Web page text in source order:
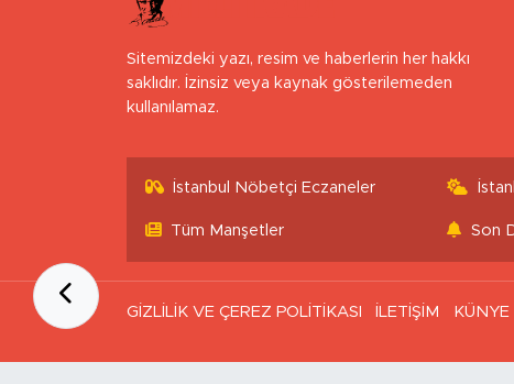
Sitemizdeki yazı, resim ve haberlerin her hakkı
saklıdır. İzinsiz veya kaynak gösterilemeden
kullanılamaz.
İstanbul Nöbetçi Eczaneler
Tüm Manşetler Son
GİZLİLİK VE ÇEREZ POLİTİKASI İLETİŞİM KÜNYE